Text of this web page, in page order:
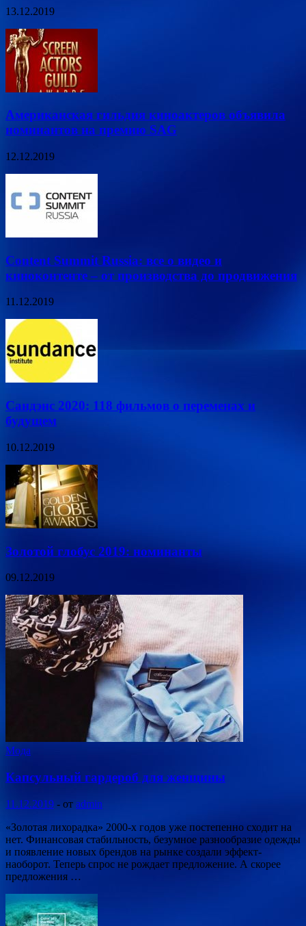
13.12.2019
Американская гильдия киноактеров объявила
номинантов на премию SAG
12.12.2019
Content Summit Russia: все о видео и
киноконтенте – от производства до продвижения
11.12.2019
Сандэнс 2020: 118 фильмов о переменах и
будущем
10.12.2019
Золотой глобус 2019: номинанты
09.12.2019
Мода
Капсульный гардероб для женщины
11.12.2019 - от admin
«Золотая лихорадка» 2000-х годов уже постепенно сходит на
нет. Финансовая стабильность, безумное разнообразие одежды
и появление новых брендов на рынке создали эффект-
наоборот. Теперь спрос не рождает предложение. А скорее
предложения …